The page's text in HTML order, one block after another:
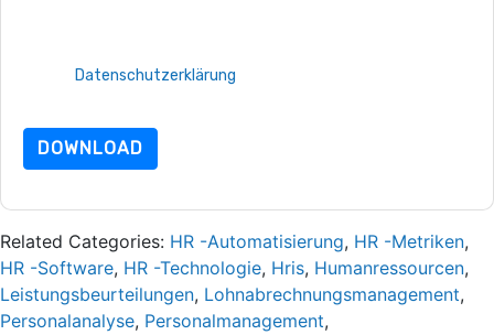
Datenschutzerklärung
DOWNLOAD
Related Categories: HR -Automatisierung, HR -Metriken,
HR -Software, HR -Technologie, Hris, Humanressourcen,
Leistungsbeurteilungen, Lohnabrechnungsmanagement,
Personalanalyse, Personalmanagement,